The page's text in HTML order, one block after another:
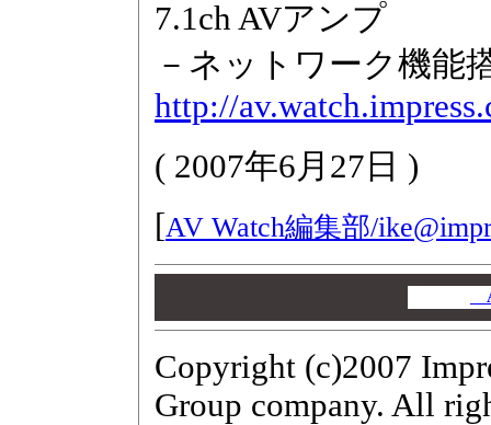
7.1ch AVアンプ
－ネットワーク機能
http://
( 2007年6月27日 )
[AV Watch編集部/
Copyright (c)2007
Group company. All